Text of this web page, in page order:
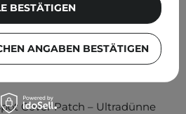
Cover Patch – Ultradünne
ANGABEN BESTÄTIGEN
BESTÄTIGEN